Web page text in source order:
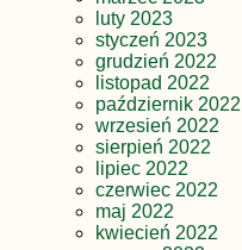
luty 2023
styczeń 2023
grudzień 2022
listopad 2022
październik 2022
wrzesień 2022
sierpień 2022
lipiec 2022
czerwiec 2022
maj 2022
kwiecień 2022